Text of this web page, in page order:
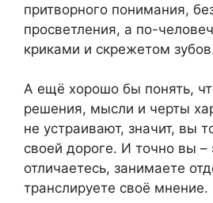
притворного понимания,
просветления, а по-
криками и скрежетом
А ещё хорошо бы понять,
решения, мысли и черты
не устраивают, значит, вы
своей дороге. И точно вы
отличаетесь, занимаете
транслируете своё